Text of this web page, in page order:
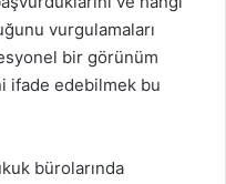
vurgulamaları
bir görünüm
ifade edebilmek bu
bürolarında